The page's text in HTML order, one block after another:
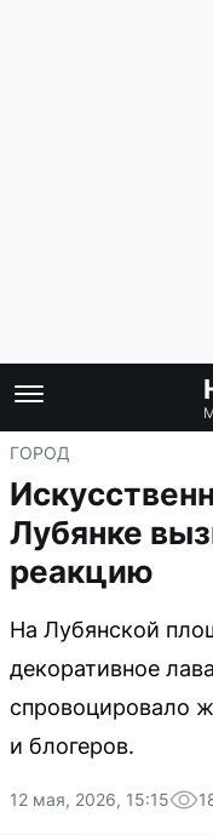
ГОРОД
Лубянке
реакцию
На Лубянской
декоративное
спровоцировало
и блогеров.
12 мая, 2026, 15:15